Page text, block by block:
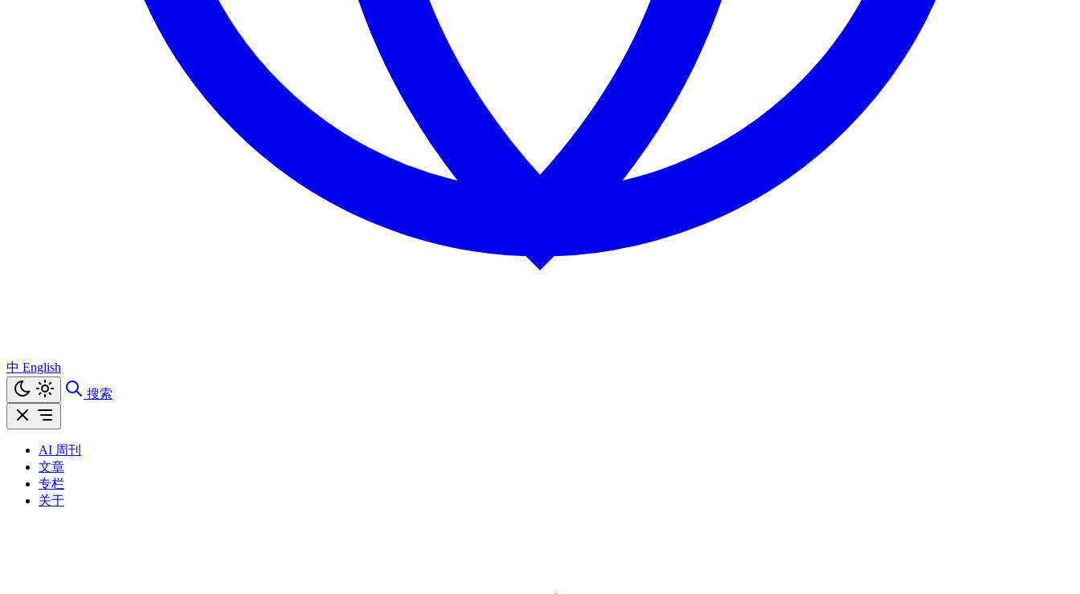
中 English
搜索
AI 周刊
文章
专栏
关于